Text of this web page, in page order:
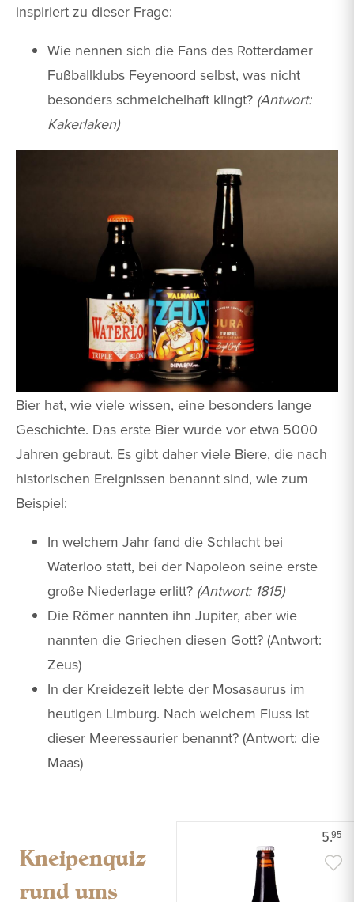
inspiriert zu dieser Frage:
Wie nennen sich die Fans des Rotterdamer
Fußballklubs Feyenoord selbst, was nicht
besonders schmeichelhaft klingt? (Antwort:
Kakerlaken)
Bier hat, wie viele wissen, eine besonders lange
Geschichte. Das erste Bier wurde vor etwa 5000
Jahren gebraut. Es gibt daher viele Biere, die nach
historischen Ereignissen benannt sind, wie zum
Beispiel:
In welchem Jahr fand die Schlacht bei
Waterloo statt, bei der Napoleon seine erste
große Niederlage erlitt? (Antwort: 1815)
Die Römer nannten ihn Jupiter, aber wie
nannten die Griechen diesen Gott? (Antwort:
Zeus)
In der Kreidezeit lebte der Mosasaurus im
heutigen Limburg. Nach welchem Fluss ist
dieser Meeressaurier benannt? (Antwort: die
Maas)
Kneipenquiz
rund ums
5.95